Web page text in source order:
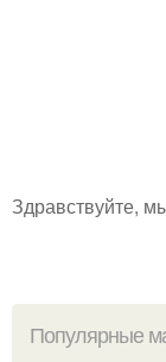
Здравствуйте,
Популярные